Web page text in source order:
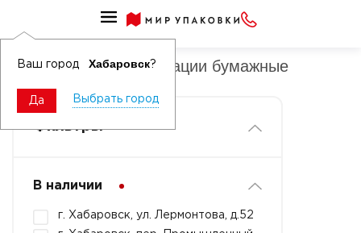
Ваш город Хабаровск?
Да Выбрать город
Пакеты для стерилизации бумажные
Фильтры
В наличии
г. Хабаровск, ул. Лермонтова, д.52